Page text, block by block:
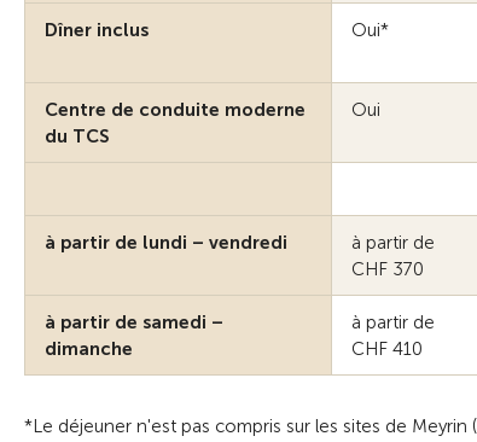
Dîner inclus Oui*
Centre de conduite moderne
du TCS
Oui
à partir de lundi – vendredi
à partir de
CHF 370
à partir de samedi –
dimanche
à partir de
CHF 410
*Le déjeuner n'est pas compris sur les sites de Meyrin